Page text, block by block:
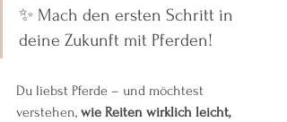
✨ Mach den ersten Schritt in
deine Zukunft mit Pferden!
Du liebst Pferde – und möchtest
verstehen, wie Reiten wirklich leicht,